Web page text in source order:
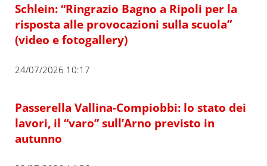
Schlein: “Ringrazio Bagno a Ripoli per la
risposta alle provocazioni sulla scuola”
(video e fotogallery)
24/07/2026 10:17
Passerella Vallina-Compiobbi: lo stato dei
lavori, il “varo” sull’Arno previsto in
autunno